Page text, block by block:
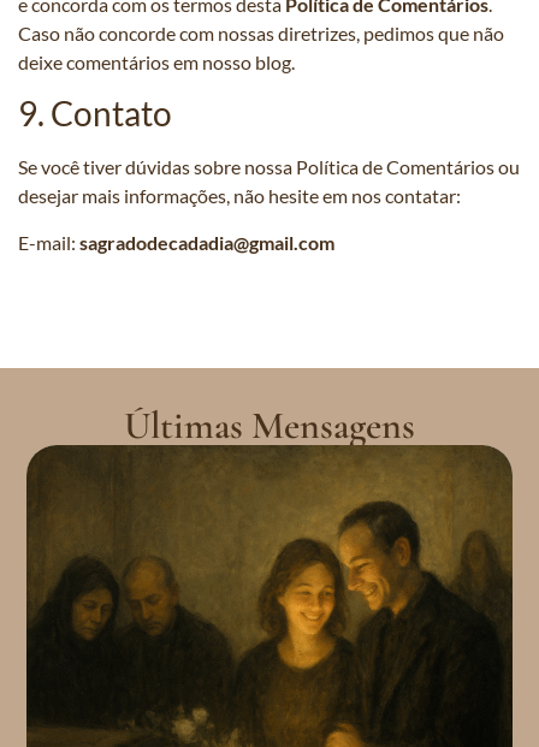
Caso não concorde com nossas diretrizes, pedimos que não
deixe comentários em nosso blog.
9. Contato
Se você tiver dúvidas sobre nossa Política de Comentários ou
desejar mais informações, não hesite em nos contatar:
E-mail: sagradodecadadia@gmail.com
Últimas Mensagens